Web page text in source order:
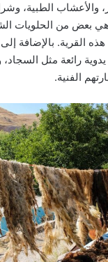
والأعشاب الطبية،
هي بعض من الحلويات
هذه القرية. بالإضافة
رائعة مثل السجاد،
الفنية.